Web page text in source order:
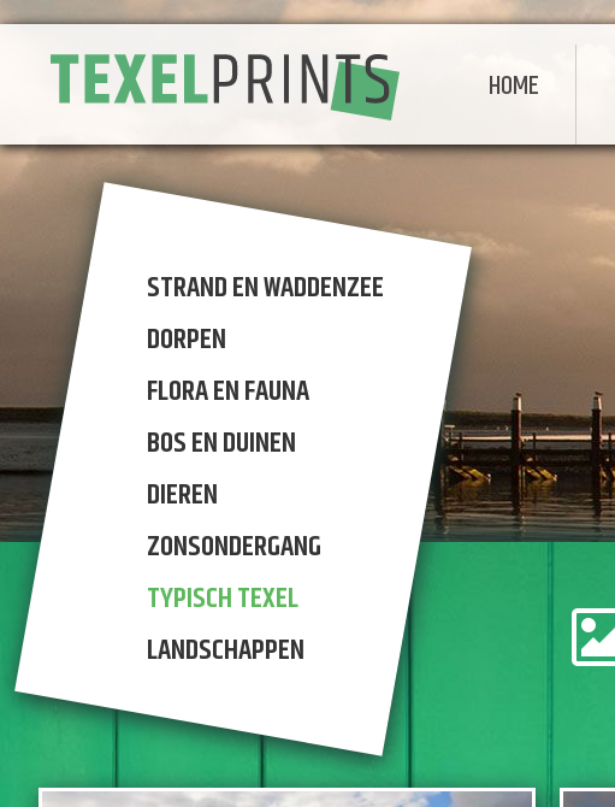
HOME
STRAND EN WADDENZEE
DORPEN
FLORA EN FAUNA
BOS EN DUINEN
DIEREN
ZONSONDERGANG
TYPISCH TEXEL
LANDSCHAPPEN